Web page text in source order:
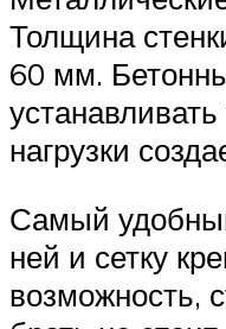
Толщина
60 мм.
нагрузки
Самый
ней и сетку
возможность,